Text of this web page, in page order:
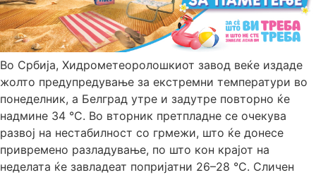
Во Србија, Хидрометеоролошкиот завод веќе издаде
жолто предупредување за екстремни температури во
понеделник, а Белград утре и задутре повторно ќе
надмине 34 °C. Во вторник претпладне се очекува
развој на нестабилност со грмежи, што ќе донесе
привремено разладување, по што кон крајот на
неделата ќе завладеат попријатни 26–28 °C. Сличен